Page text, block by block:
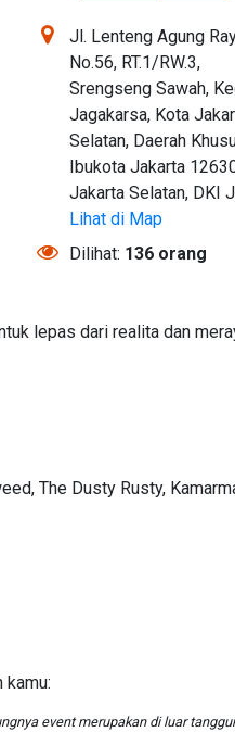
Jl. Lenteng Agung
No.56, RT.1/RW.3,
Srengseng Sawah,
Jagakarsa, Kota
Selatan, Daerah
Ibukota Jakarta
Jakarta Selatan, DKI
Lihat di Map
Dilihat: 136 orang
lepas dari realita dan
The Dusty Rusty,
kamu:
event merupakan di luar